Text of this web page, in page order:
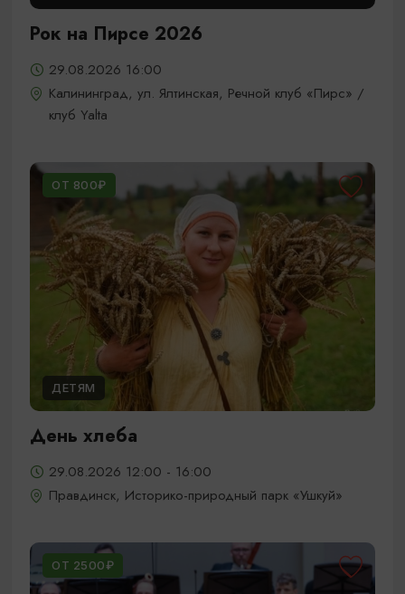
Рок на Пирсе 2026
29.08.2026 16:00
Калининград, ул. Ялтинская, Речной клуб «Пирс» /
клуб Yalta
ОТ 800₽
ДЕТЯМ
День хлеба
29.08.2026 12:00 - 16:00
Правдинск, Историко-природный парк «Ушкуй»
ОТ 2500₽